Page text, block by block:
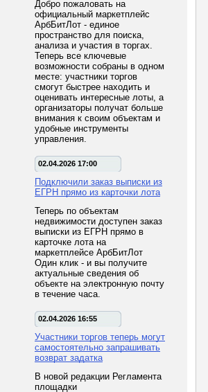
Добро пожаловать на
официальный маркетплейс
АрбБитЛот - единое
пространство для поиска,
анализа и участия в торгах.
Теперь все ключевые
возможности собраны в одном
месте: участники торгов
смогут быстрее находить и
оценивать интересные лоты, а
организаторы получат больше
внимания к своим объектам и
удобные инструменты
управления.
02.04.2026 17:00
Подключили заказ выписки из
ЕГРН прямо из карточки лота
Теперь по объектам
недвижимости доступен заказ
выписки из ЕГРН прямо в
карточке лота на
маркетплейсе АрбБитЛот
Один клик - и вы получите
актуальные сведения об
объекте на электронную почту
в течение часа.
02.04.2026 16:55
Участники торгов теперь могут
самостоятельно запрашивать
возврат задатка
В новой редакции Регламента
площадки